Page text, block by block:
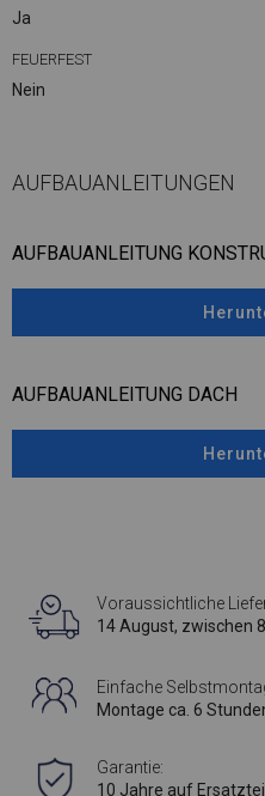
Ja
FEUERFEST
Nein
AUFBAUANLEITUNGEN
AUFBAUANLEITUNG
AUFBAUANLEITUNG DACH
Voraussichtliche
14 August, zwischen
Einfache
Montage ca. 6
Garantie:
10 Jahre auf